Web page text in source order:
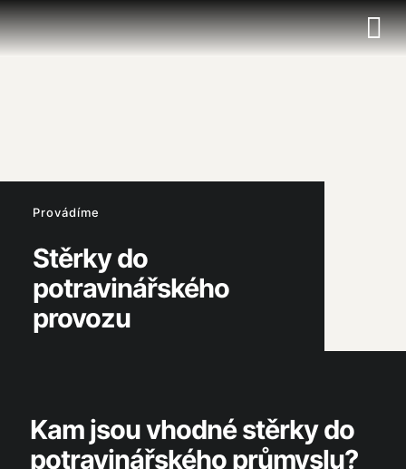
Provádíme
Stěrky do
potravinářského
provozu
Kam jsou vhodné stěrky do
potravinářského průmyslu?